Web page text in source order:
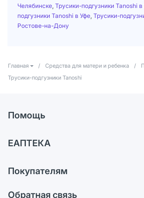
Челябинске Трусики-подгузники Tanoshi
подгузники Tanoshi в Уфе Трусики-
Ростове-на-Дону
Главная / Средства для матери и ребенка /
Трусики-подгузники Tanoshi
Помощь
Самовывоз из аптек
ЕАПТЕКА
Карьера
Поставщики
Покупателям
Обратная связь